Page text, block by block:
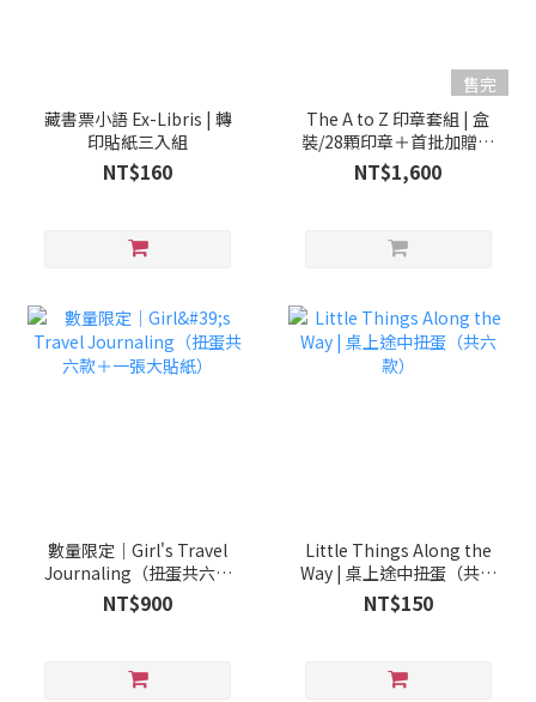
藏書票小語 Ex-Libris | 轉
印貼紙三入組
NT$160
售完
The A to Z 印章套組 | 盒
裝/28顆印章＋首批加贈五
張字母貼紙
NT$1,600
數量限定｜Girl's Travel
Journaling（扭蛋共六款
＋一張大貼紙）
NT$900
Little Things Along the
Way | 桌上途中扭蛋（共六
款）
NT$150